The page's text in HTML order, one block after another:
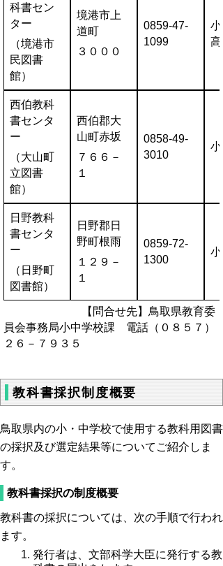
科書セン
ター
（境港市
民図書
館）
境港市上
道町
３０００
0859-47-
1099
小
高
西伯教科
書センタ
ー
（大山町
立図書
館）
西伯郡大
山町赤坂
７６６－
１
0858-49-
3010
小
日野教科
書センタ
ー
（日野町
図書館）
日野郡日
野町根雨
１２９－
１
0859-72-
1300
小
【問合せ先】鳥取県教育委
員会事務局小中学校課 電話（０８５７）
２６－７９３５
教科書採択制度概要
鳥取県内の小・中学校で使用する教科用図書
の採択及び選定結果等についてご紹介しま
す。
教科書採択の制度概要
教科書の採択については、次の手順で行われ
ます。
発行者は、文部科学大臣に発行する教